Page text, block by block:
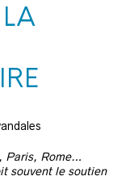
Paris, Rome…
souvent le soutien